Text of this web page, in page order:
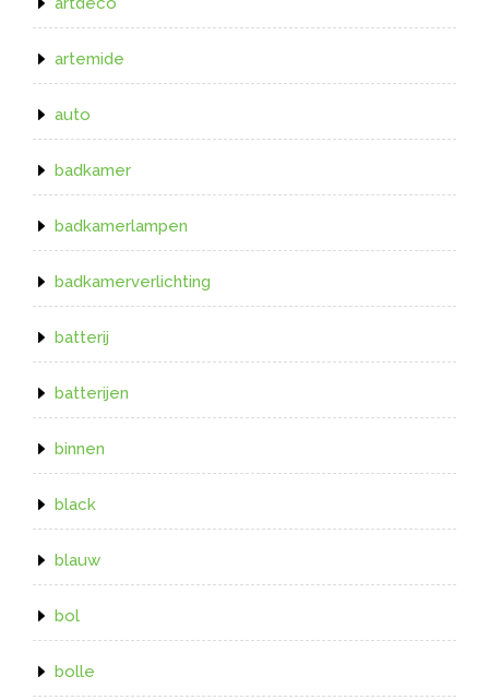
artemide
auto
badkamer
badkamerlampen
badkamerverlichting
batterij
batterijen
binnen
black
blauw
bol
bolle